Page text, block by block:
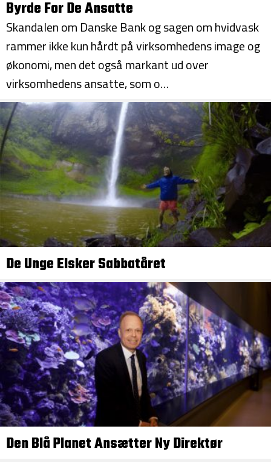
Byrde For De Ansatte
Skandalen om Danske Bank og sagen om hvidvask
rammer ikke kun hårdt på virksomhedens image og
økonomi, men det også markant ud over
virksomhedens ansatte, som o…
De Unge Elsker Sabbatåret
Den Blå Planet Ansætter Ny Direktør